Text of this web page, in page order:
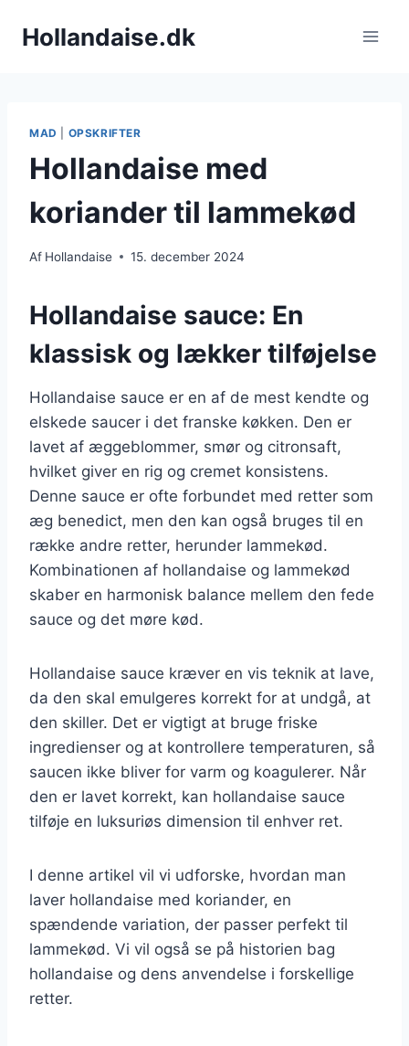
Hollandaise.dk
MAD OPSKRIFTER
Hollandaise med
koriander til lammekød
Af Hollandaise 15. december 2024
Hollandaise sauce: En
klassisk og lækker tilføjelse
Hollandaise sauce er en af de mest kendte og
elskede saucer i det franske køkken. Den er
lavet af æggeblommer, smør og citronsaft,
hvilket giver en rig og cremet konsistens.
Denne sauce er ofte forbundet med retter som
æg benedict, men den kan også bruges til en
række andre retter, herunder lammekød.
Kombinationen af hollandaise og lammekød
skaber en harmonisk balance mellem den fede
sauce og det møre kød.
Hollandaise sauce kræver en vis teknik at lave,
da den skal emulgeres korrekt for at undgå, at
den skiller. Det er vigtigt at bruge friske
ingredienser og at kontrollere temperaturen, så
saucen ikke bliver for varm og koagulerer. Når
den er lavet korrekt, kan hollandaise sauce
tilføje en luksuriøs dimension til enhver ret.
I denne artikel vil vi udforske, hvordan man
laver hollandaise med koriander, en
spændende variation, der passer perfekt til
lammekød. Vi vil også se på historien bag
hollandaise og dens anvendelse i forskellige
retter.